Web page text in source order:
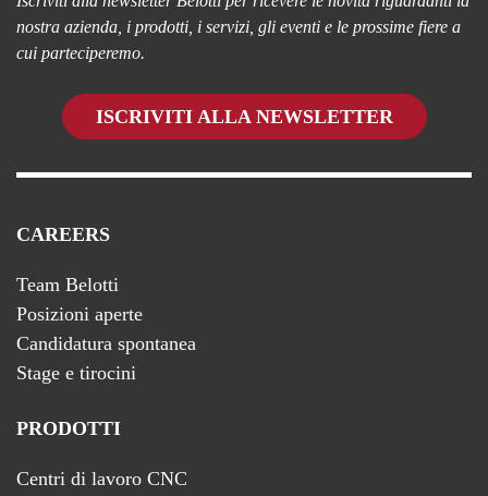
nostra azienda, i prodotti, i servizi, gli eventi e le prossime fiere a
cui parteciperemo.
ISCRIVITI ALLA NEWSLETTER
CAREERS
Team Belotti
Posizioni aperte
Candidatura spontanea
Stage e tirocini
PRODOTTI
Centri di lavoro CNC